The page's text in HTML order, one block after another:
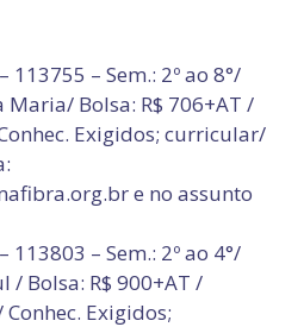
113755 – Sem.: 2º ao 8°/
Maria/ Bolsa: R$ 706+AT /
Exigidos; curricular/
e no assunto
113803 – Sem.: 2º ao 4°/
/ Bolsa: R$ 900+AT /
Exigidos;